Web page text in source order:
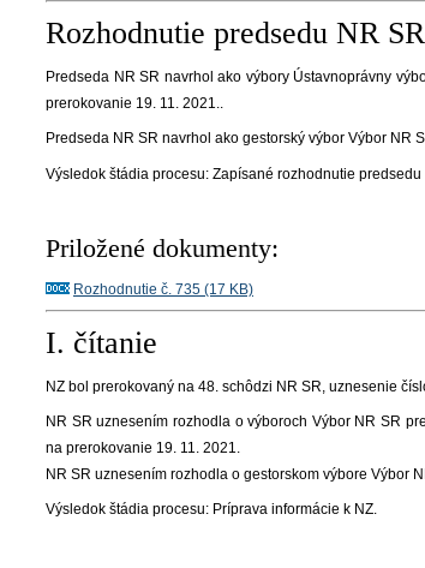
Rozhodnutie predsedu NR SR
Predseda NR SR navrhol ako výbory Ústavnoprávny
prerokovanie 19. 11. 2021..
Predseda NR SR navrhol ako gestorský výbor Výbor NR
Výsledok štádia procesu: Zapísané rozhodnutie predsedu
Priložené dokumenty:
Rozhodnutie č. 735 (17 KB)
I. čítanie
NZ bol prerokovaný na 48 . schôdzi NR SR , uznesenie
NR SR uznesením rozhodla o výboroch Výbor NR SR
na prerokovanie 19. 11. 2021.
NR SR uznesením rozhodla o gestorskom výbore Výbor
Výsledok štádia procesu: Príprava informácie k NZ.